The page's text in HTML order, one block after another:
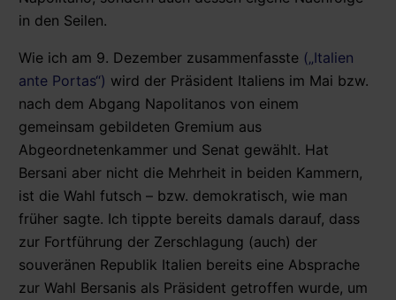
in den Seilen.
Wie ich am 9. Dezember zusammenfasste („Italien
ante Portas“) wird der Präsident Italiens im Mai bzw.
nach dem Abgang Napolitanos von einem
gemeinsam gebildeten Gremium aus
Abgeordnetenkammer und Senat gewählt. Hat
Bersani aber nicht die Mehrheit in beiden Kammern,
ist die Wahl futsch – bzw. demokratisch, wie man
früher sagte. Ich tippte bereits damals darauf, dass
zur Fortführung der Zerschlagung (auch) der
souveränen Republik Italien bereits eine Absprache
zur Wahl Bersanis als Präsident getroffen wurde, um